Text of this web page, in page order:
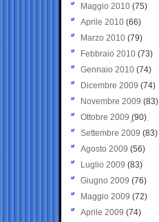
Maggio 2010 (75)
Aprile 2010 (66)
Marzo 2010 (79)
Febbraio 2010 (73)
Gennaio 2010 (74)
Dicembre 2009 (74)
Novembre 2009 (83)
Ottobre 2009 (90)
Settembre 2009 (83)
Agosto 2009 (56)
Luglio 2009 (83)
Giugno 2009 (76)
Maggio 2009 (72)
Aprile 2009 (74)